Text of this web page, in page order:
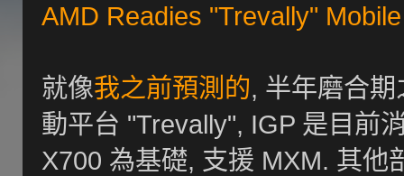
AMD Readies "Trevally"
就像我之前預測的, 半年磨合
動平台 "Trevally", IGP 是目前
X700 為基礎, 支援 MXM. 其他